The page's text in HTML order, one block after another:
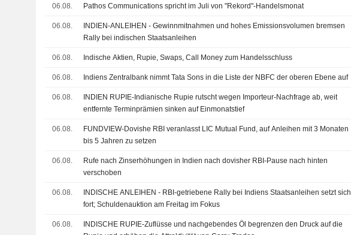
06.08. Pathos Communications spricht im Juli von "Rekord"-Handelsmonat
06.08.
INDIEN-ANLEIHEN - Gewinnmitnahmen und hohes Emissionsvolumen bremsen
Rally bei indischen Staatsanleihen
06.08. Indische Aktien, Rupie, Swaps, Call Money zum Handelsschluss
06.08. Indiens Zentralbank nimmt Tata Sons in die Liste der NBFC der oberen Ebene auf
06.08.
INDIEN RUPIE-Indianische Rupie rutscht wegen Importeur-Nachfrage ab, weit
entfernte Terminprämien sinken auf Einmonatstief
06.08.
FUNDVIEW-Dovishe RBI veranlasst LIC Mutual Fund, auf Anleihen mit 3 Monaten
bis 5 Jahren zu setzen
06.08.
Rufe nach Zinserhöhungen in Indien nach dovisher RBI-Pause nach hinten
verschoben
06.08.
INDISCHE ANLEIHEN - RBI-getriebene Rally bei Indiens Staatsanleihen setzt sich
fort; Schuldenauktion am Freitag im Fokus
06.08.
INDISCHE RUPIE-Zuflüsse und nachgebendes Öl begrenzen den Druck auf die